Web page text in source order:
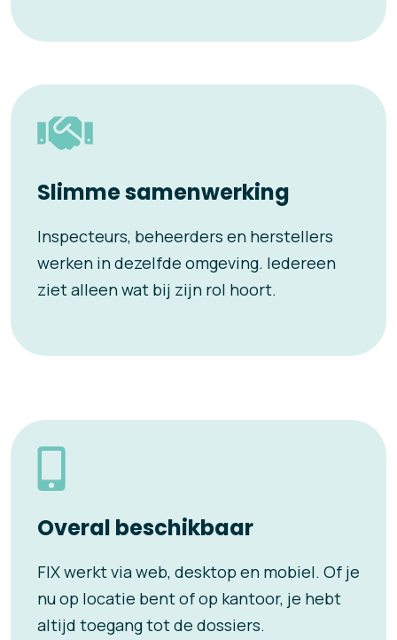
Slimme samenwerking
Inspecteurs, beheerders en herstellers
werken in dezelfde omgeving. Iedereen
ziet alleen wat bij zijn rol hoort.
Overal beschikbaar
FIX werkt via web, desktop en mobiel. Of je
nu op locatie bent of op kantoor, je hebt
altijd toegang tot de dossiers.